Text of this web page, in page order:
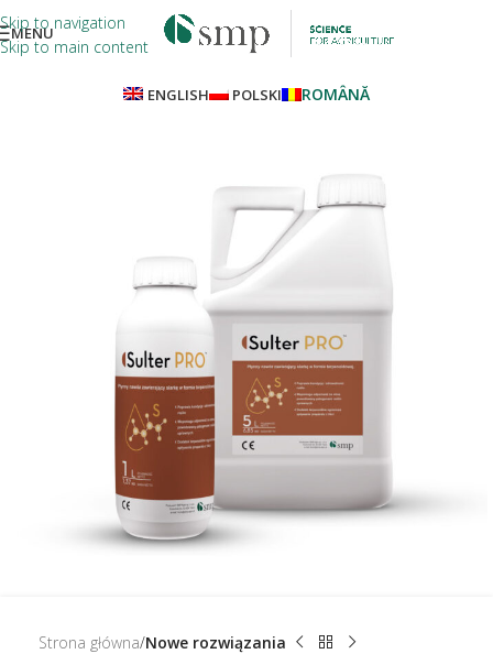
Skip to navigation
Skip to main content
MENU
ENGLISH POLSKI ROMÂNĂ
Strona główna Nowe rozwiązania